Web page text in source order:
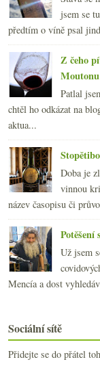
jsem se
předtím o víně psal
Z čeho
Moutonu
Patlal
chtěl ho odkázat na
aktua...
Doba je
vinnou
název časopisu či
Potěšení
Už jsem
Mencía a dost
Sociální sítě
Přidejte se do přátel